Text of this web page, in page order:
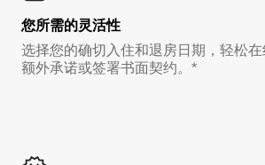
您所需的灵活性
选择您的确切入住和退房日期，轻松
额外承诺或签署书面契约。*